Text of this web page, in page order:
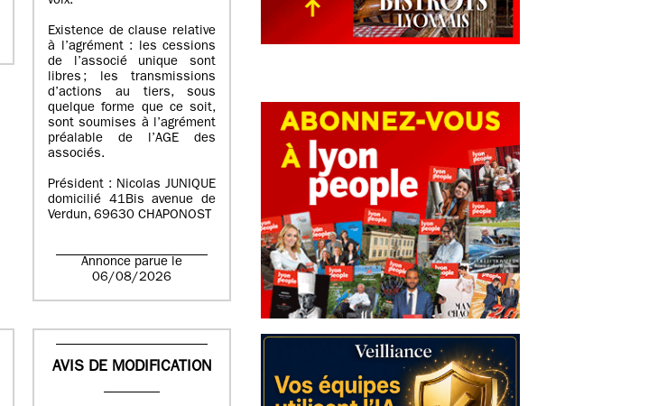
Existence de clause relative
à l’agrément : les cessions
de l’associé unique sont
libres ; les transmissions
d’actions au tiers, sous
quelque forme que ce soit,
sont soumises à l’agrément
préalable de l’AGE des
associés.
Président : Nicolas JUNIQUE
domicilié 41Bis avenue de
Verdun, 69630 CHAPONOST
Annonce parue le
06/08/2026
AVIS DE MODIFICATION